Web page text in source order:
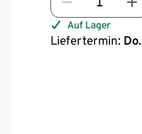
Auf Lager
Liefertermin: